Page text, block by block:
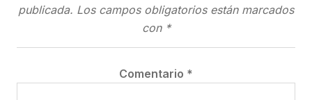
publicada. Los campos obligatorios están marcados
con *
Comentario *